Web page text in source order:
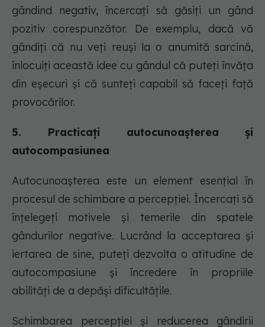
gândind negativ, încercați să găsiți un gând
pozitiv corespunzător. De exemplu, dacă vă
gândiți că nu veți reuși la o anumită sarcină,
înlocuiți această idee cu gândul că puteți învăța
din eșecuri și că sunteți capabil să faceți față
provocărilor.
5. Practicați autocunoașterea și
autocompasiunea
Autocunoașterea este un element esențial în
procesul de schimbare a percepției. Încercați să
înțelegeți motivele și temerile din spatele
gândurilor negative. Lucrând la acceptarea și
iertarea de sine, puteți dezvolta o atitudine de
autocompasiune și încredere în propriile
abilități de a depăși dificultățile.
Schimbarea percepției și reducerea gândirii